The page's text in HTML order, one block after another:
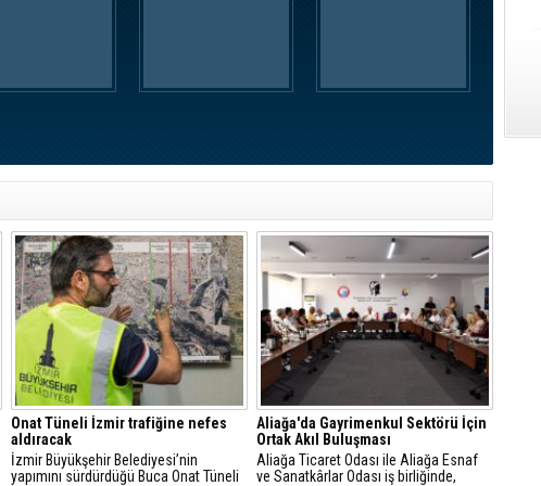
Onat Tüneli İzmir trafiğine nefes
aldıracak
İzmir Büyükşehir Belediyesi’nin
yapımını sürdürdüğü Buca Onat Tüneli
Aliağa'da Gayrimenkul Sektörü İçin
Ortak Akıl Buluşması
Aliağa Ticaret Odası ile Aliağa Esnaf
ve Sanatkârlar Odası iş birliğinde,